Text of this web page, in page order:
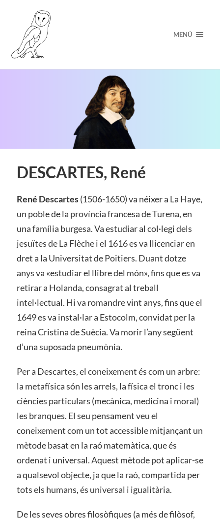
MENÚ
DESCARTES, René
René Descartes(1506-1650) va néixer a La Haye,
un poble de la província francesa de Turena, en
una família burgesa. Va estudiar al col·legi dels
jesuïtes de La Flèche i el 1616 es va llicenciar en
dret a la Universitat de Poitiers. Duant dotze
anys va «estudiar el llibre del món», fins que es va
retirar a Holanda, consagrat al treball
intel·lectual. Hi va romandre vint anys, fins que el
1649 es va instal·lar a Estocolm, convidat per la
reina Cristina de Suècia. Va morir l’any següent
d’una suposada pneumònia.
Per a Descartes, el coneixement és com un arbre:
la metafísica són les arrels, la física el tronc i les
ciències particulars (mecànica, medicina i moral)
les branques. El seu pensament veu el
coneixement com un tot accessible mitjançant un
mètode basat en la raó matemàtica, que és
ordenat i universal. Aquest mètode pot aplicar-se
a qualsevol objecte, ja que la raó, compartida per
tots els humans, és universal i igualitària.
De les seves obres filosòfiques (a més de filòsof,